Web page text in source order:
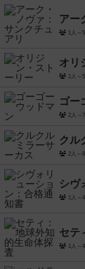
アー
1人～
オリ
1人～
ゴー
2人～
クル
2人～
シヴ
1人～
セテ
1人～